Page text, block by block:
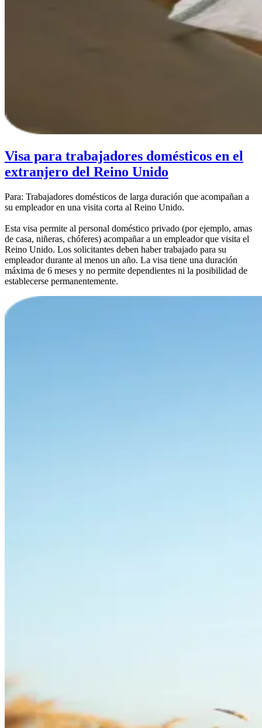
Visa para trabajadores domésticos en el
extranjero del Reino Unido
Para: Trabajadores domésticos de larga duración que acompañan a
su empleador en una visita corta al Reino Unido.
Esta visa permite al personal doméstico privado (por ejemplo, amas
de casa, niñeras, chóferes) acompañar a un empleador que visita el
Reino Unido. Los solicitantes deben haber trabajado para su
empleador durante al menos un año. La visa tiene una duración
máxima de 6 meses y no permite dependientes ni la posibilidad de
establecerse permanentemente.